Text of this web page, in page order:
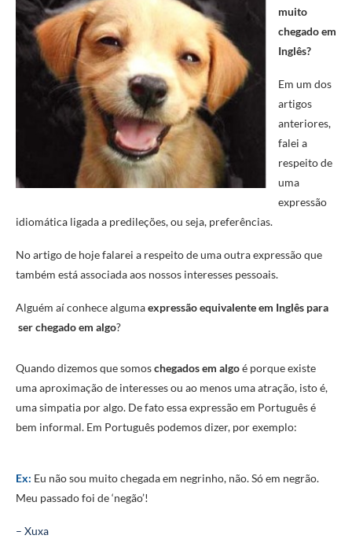
muito
chegado em
Inglês?
Em um dos
artigos
anteriores,
falei a
respeito de
uma
expressão
idiomática ligada a predileções, ou seja, preferências.
No artigo de hoje falarei a respeito de uma outra expressão que
também está associada aos nossos interesses pessoais.
Alguém aí conhece algumaexpressão equivalente em Inglês para
ser chegado em algo?
Quando dizemos que somoschegados em algoé porque existe
uma aproximação de interesses ou ao menos uma atração, isto é,
uma simpatia por algo. De fato essa expressão em Português é
bem informal. Em Português podemos dizer, por exemplo:
Ex: Eu não sou muito chegada em negrinho, não. Só em negrão.
Meu passado foi de ‘negão’!
– Xuxa